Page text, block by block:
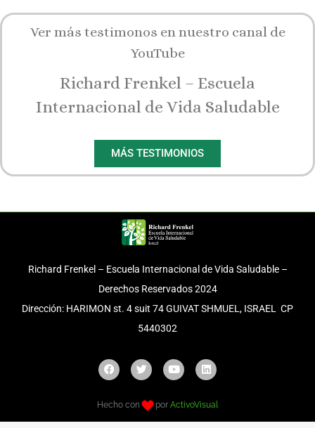
Ver más testimonos en nuestro canal de
YouTube
Richard Frenkel – Escuela
Internacional de Vida Saludable
MÁS TESTIMONIOS
Richard Frenkel – Escuela Internacional de Vida Saludable –
Derechos Reservados 2024
Dirección: HARIMON st. 4 suit 74 GUIVAT SHMUEL, ISRAEL CP
5440302
Hecho con por ActivoVisual